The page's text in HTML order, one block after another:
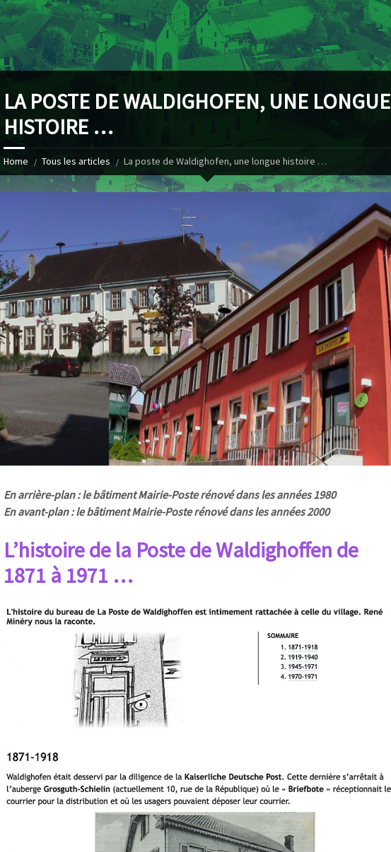
LA POSTE DE WALDIGHOFEN, UNE LONGUE
HISTOIRE …
Home Tous les articles La poste de Waldighofen, une longue histoire …
En arrière-plan : le bâtiment Mairie-Poste rénové dans les années 1980
En avant-plan : le bâtiment Mairie-Poste rénové dans les années 2000
L’histoire de la Poste de Waldighoffen de
1871 à 1971 …